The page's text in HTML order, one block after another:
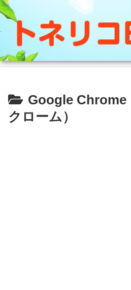
Google
クローム）